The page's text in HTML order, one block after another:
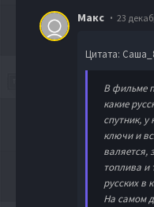
Макc 23
Цитата:
В фильме
какие
спутник,
ключи и
валяется,
топлива и
русских в
На самом